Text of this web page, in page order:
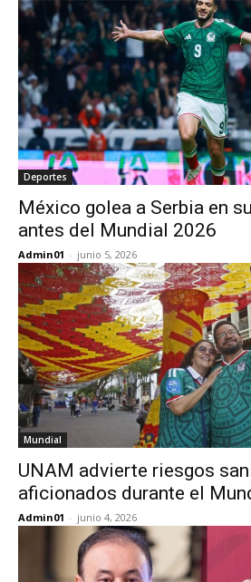
Deportes
México golea a Serbia en
antes del Mundial 2026
Admin01 - junio 5, 2026
Mundial
UNAM advierte riesgos
aficionados durante el
Admin01 - junio 4, 2026